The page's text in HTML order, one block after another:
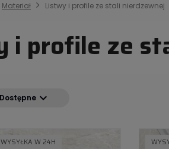
Materiał Listwy i profile ze stali nierdzewnej
i profile ze
Dostępne expand_more
WYSYŁKA W 24H